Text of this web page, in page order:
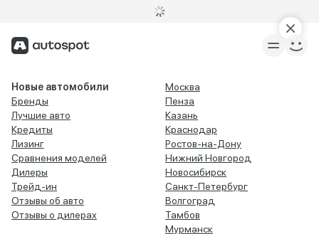
Новые автомобили
Бренды
Лучшие авто
Кредиты
Лизинг
Сравнения моделей
Дилеры
Трейд-ин
Отзывы об авто
Отзывы о дилерах
Москва
Пенза
Казань
Краснодар
Ростов-на-Дону
Нижний Новгород
Новосибирск
Санкт-Петербург
Волгоград
Тамбов
Мурманск